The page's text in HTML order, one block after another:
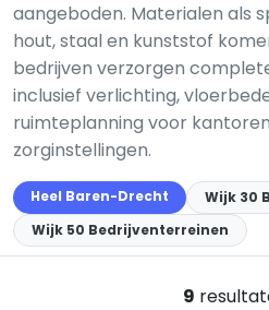
aangeboden. Materialen als
hout, staal en kunststof
bedrijven verzorgen
inclusief verlichting,
ruimteplanning voor
zorginstellingen.
Heel Baren-Drecht
Wijk 30
Wijk 50 Bedrijventerreinen
9